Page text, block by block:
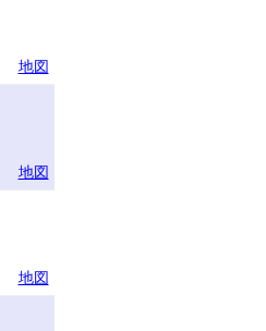
地図
地図
地図